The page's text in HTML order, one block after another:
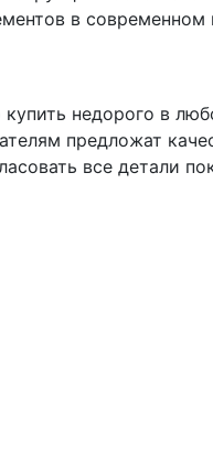
в
недорого в
предложат
все детали